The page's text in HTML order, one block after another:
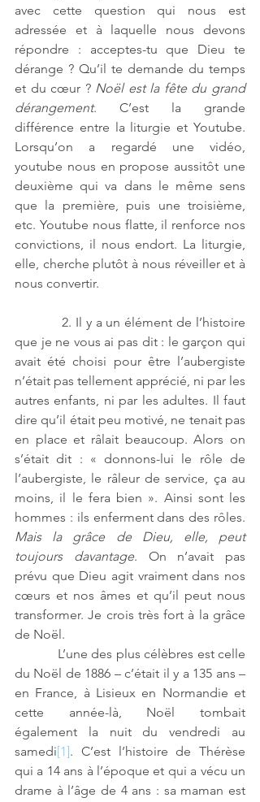
avec cette question qui nous est
adressée et à laquelle nous devons
répondre : acceptes-tu que Dieu te
dérange ? Qu’il te demande du temps
et du cœur ? Noël est la fête du grand
dérangement. C’est la grande
différence entre la liturgie et Youtube.
Lorsqu’on a regardé une vidéo,
youtube nous en propose aussitôt une
deuxième qui va dans le même sens
que la première, puis une troisième,
etc. Youtube nous flatte, il renforce nos
convictions, il nous endort. La liturgie,
elle, cherche plutôt à nous réveiller et à
nous convertir.
            2. Il y a un élément de l’histoire
que je ne vous ai pas dit : le garçon qui
avait été choisi pour être l’aubergiste
n’était pas tellement apprécié, ni par les
autres enfants, ni par les adultes. Il faut
dire qu’il était peu motivé, ne tenait pas
en place et râlait beaucoup. Alors on
s’était dit : « donnons-lui le rôle de
l’aubergiste, le râleur de service, ça au
moins, il le fera bien ». Ainsi sont les
Mais la grâce de Dieu, elle, peut
toujours davantage. On n’avait pas
prévu que Dieu agit vraiment dans nos
cœurs et nos âmes et qu’il peut nous
transformer. Je crois très fort à la grâce
de Noël.
du Noël de 1886 – c’était il y a 135 ans –
en France, à Lisieux en Normandie et
cette année-là, Noël tombait
également la nuit du vendredi au
samedi[1]. C’est l’histoire de Thérèse
qui a 14 ans à l’époque et qui a vécu un
drame à l’âge de 4 ans : sa maman est